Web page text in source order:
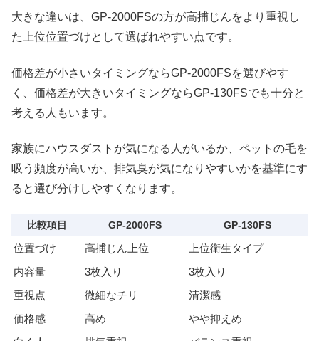
大きな違いは、GP-2000FSの方が高捕じんをより重視し
た上位位置づけとして選ばれやすい点です。
価格差が小さいタイミングならGP-2000FSを選びやす
く、価格差が大きいタイミングならGP-130FSでも十分と
考える人もいます。
家族にハウスダストが気になる人がいるか、ペットの毛を
吸う頻度が高いか、排気臭が気になりやすいかを基準にす
ると選び分けしやすくなります。
比較項目 GP-2000FS GP-130FS
位置づけ 高捕じん上位
上位衛生タイプ
内容量
3枚入り
3枚入り
重視点
微細なチリ
清潔感
価格感
高め
やや抑えめ